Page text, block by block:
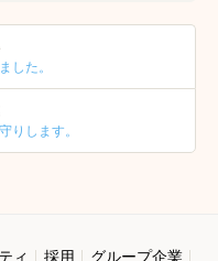
した。
りします。
ィ 採用 グループ企業